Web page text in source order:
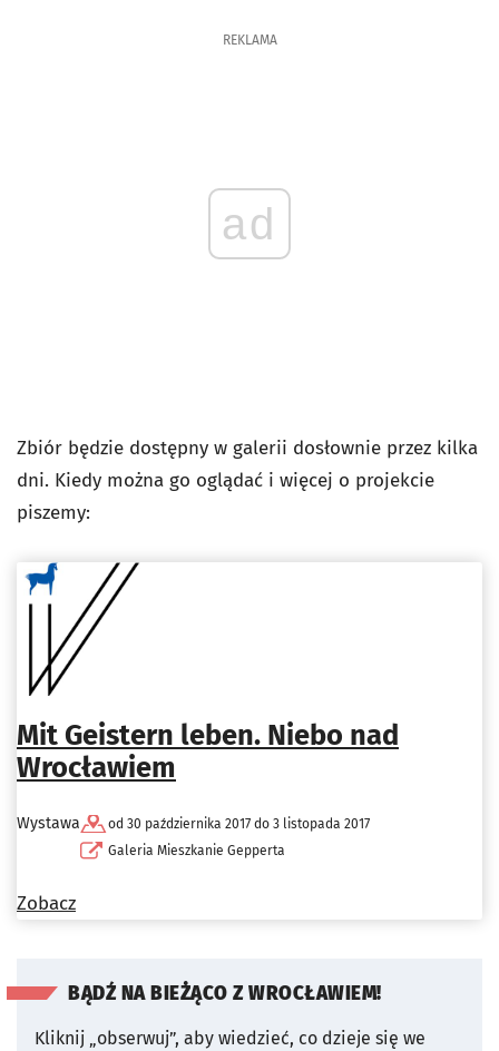
REKLAMA
ad
Zbiór będzie dostępny w galerii dosłownie przez kilka
dni. Kiedy można go oglądać i więcej o projekcie
piszemy:
Mit Geistern leben. Niebo nad
Wrocławiem
Wystawa
od 30 października 2017 do 3 listopada 2017
Galeria Mieszkanie Gepperta
Zobacz
BĄDŹ NA BIEŻĄCO Z WROCŁAWIEM!
Kliknij „obserwuj”, aby wiedzieć, co dzieje się we